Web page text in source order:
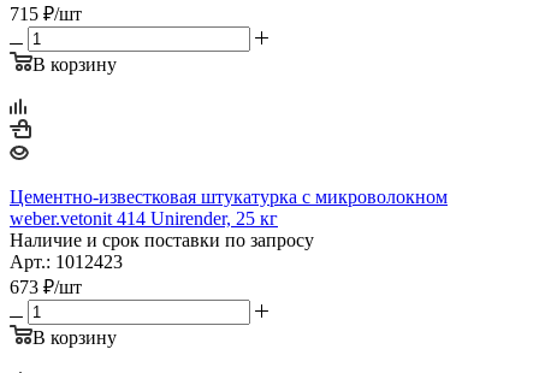
715 ₽/шт
В корзину
Цементно-известковая штукатурка с микроволокном
weber.vetonit 414 Unirender, 25 кг
Наличие и срок поставки по запросу
Арт.: 1012423
673 ₽/шт
В корзину